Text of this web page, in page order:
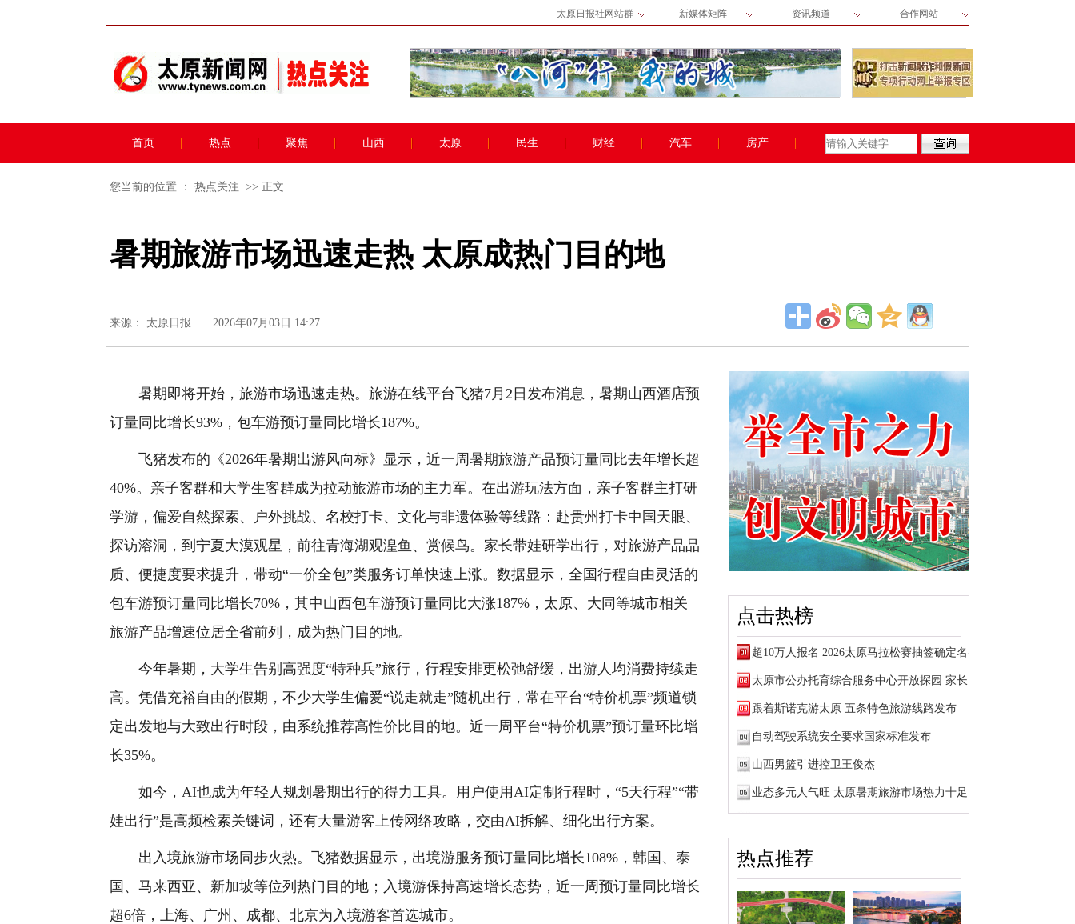
太原日报社网站群 新媒体矩阵 资讯频道 合作网站
首页 热点 聚焦 山西 太原 民生 财经 汽车 房产
您当前的位置 ： 热点关注 >> 正文
暑期旅游市场迅速走热 太原成热门目的地
来源： 太原日报 2026年07月03日 14:27
暑期即将开始，旅游市场迅速走热。旅游在线平台飞猪7月2日发布消息，暑期山西酒店预
订量同比增长93%，包车游预订量同比增长187%。
飞猪发布的《2026年暑期出游风向标》显示，近一周暑期旅游产品预订量同比去年增长超
40%。亲子客群和大学生客群成为拉动旅游市场的主力军。在出游玩法方面，亲子客群主打研
学游，偏爱自然探索、户外挑战、名校打卡、文化与非遗体验等线路：赴贵州打卡中国天眼、
探访溶洞，到宁夏大漠观星，前往青海湖观湟鱼、赏候鸟。家长带娃研学出行，对旅游产品品
质、便捷度要求提升，带动“一价全包”类服务订单快速上涨。数据显示，全国行程自由灵活的
包车游预订量同比增长70%，其中山西包车游预订量同比大涨187%，太原、大同等城市相关
旅游产品增速位居全省前列，成为热门目的地。
今年暑期，大学生告别高强度“特种兵”旅行，行程安排更松弛舒缓，出游人均消费持续走
高。凭借充裕自由的假期，不少大学生偏爱“说走就走”随机出行，常在平台“特价机票”频道锁
定出发地与大致出行时段，由系统推荐高性价比目的地。近一周平台“特价机票”预订量环比增
长35%。
如今，AI也成为年轻人规划暑期出行的得力工具。用户使用AI定制行程时，“5天行程”“带
娃出行”是高频检索关键词，还有大量游客上传网络攻略，交由AI拆解、细化出行方案。
出入境旅游市场同步火热。飞猪数据显示，出境游服务预订量同比增长108%，韩国、泰
国、马来西亚、新加坡等位列热门目的地；入境游保持高速增长态势，近一周预订量同比增长
超6倍，上海、广州、成都、北京为入境游客首选城市。
点击热榜
超10万人报名 2026太原马拉松赛抽签确定名额
跟着斯诺克游太原 五条特色旅游线路发布
自动驾驶系统安全要求国家标准发布
山西男篮引进控卫王俊杰
业态多元人气旺 太原暑期旅游市场热力十足
热点推荐